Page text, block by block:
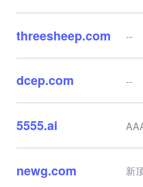
threesheep.com --
dcep.com --
5555.ai
newg.com 新